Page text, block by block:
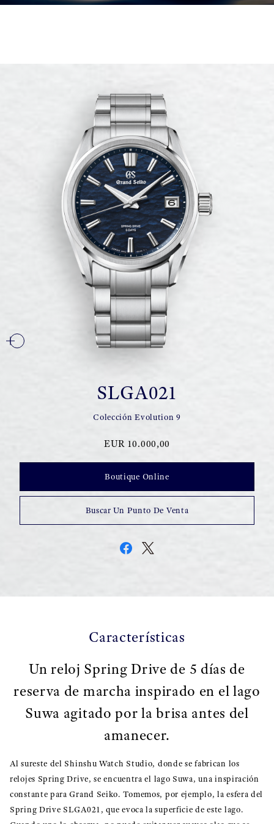
SLGA021
Colección Evolution 9
EUR 10.000,00
Boutique Online
Buscar Un Punto De Venta
Características
Un reloj Spring Drive de 5 días de
reserva de marcha inspirado en el lago
Suwa agitado por la brisa antes del
amanecer.
Al sureste del Shinshu Watch Studio, donde se fabrican los
relojes Spring Drive, se encuentra el lago Suwa, una inspiración
constante para Grand Seiko. Tomemos, por ejemplo, la esfera del
Spring Drive SLGA021, que evoca la superficie de este lago.